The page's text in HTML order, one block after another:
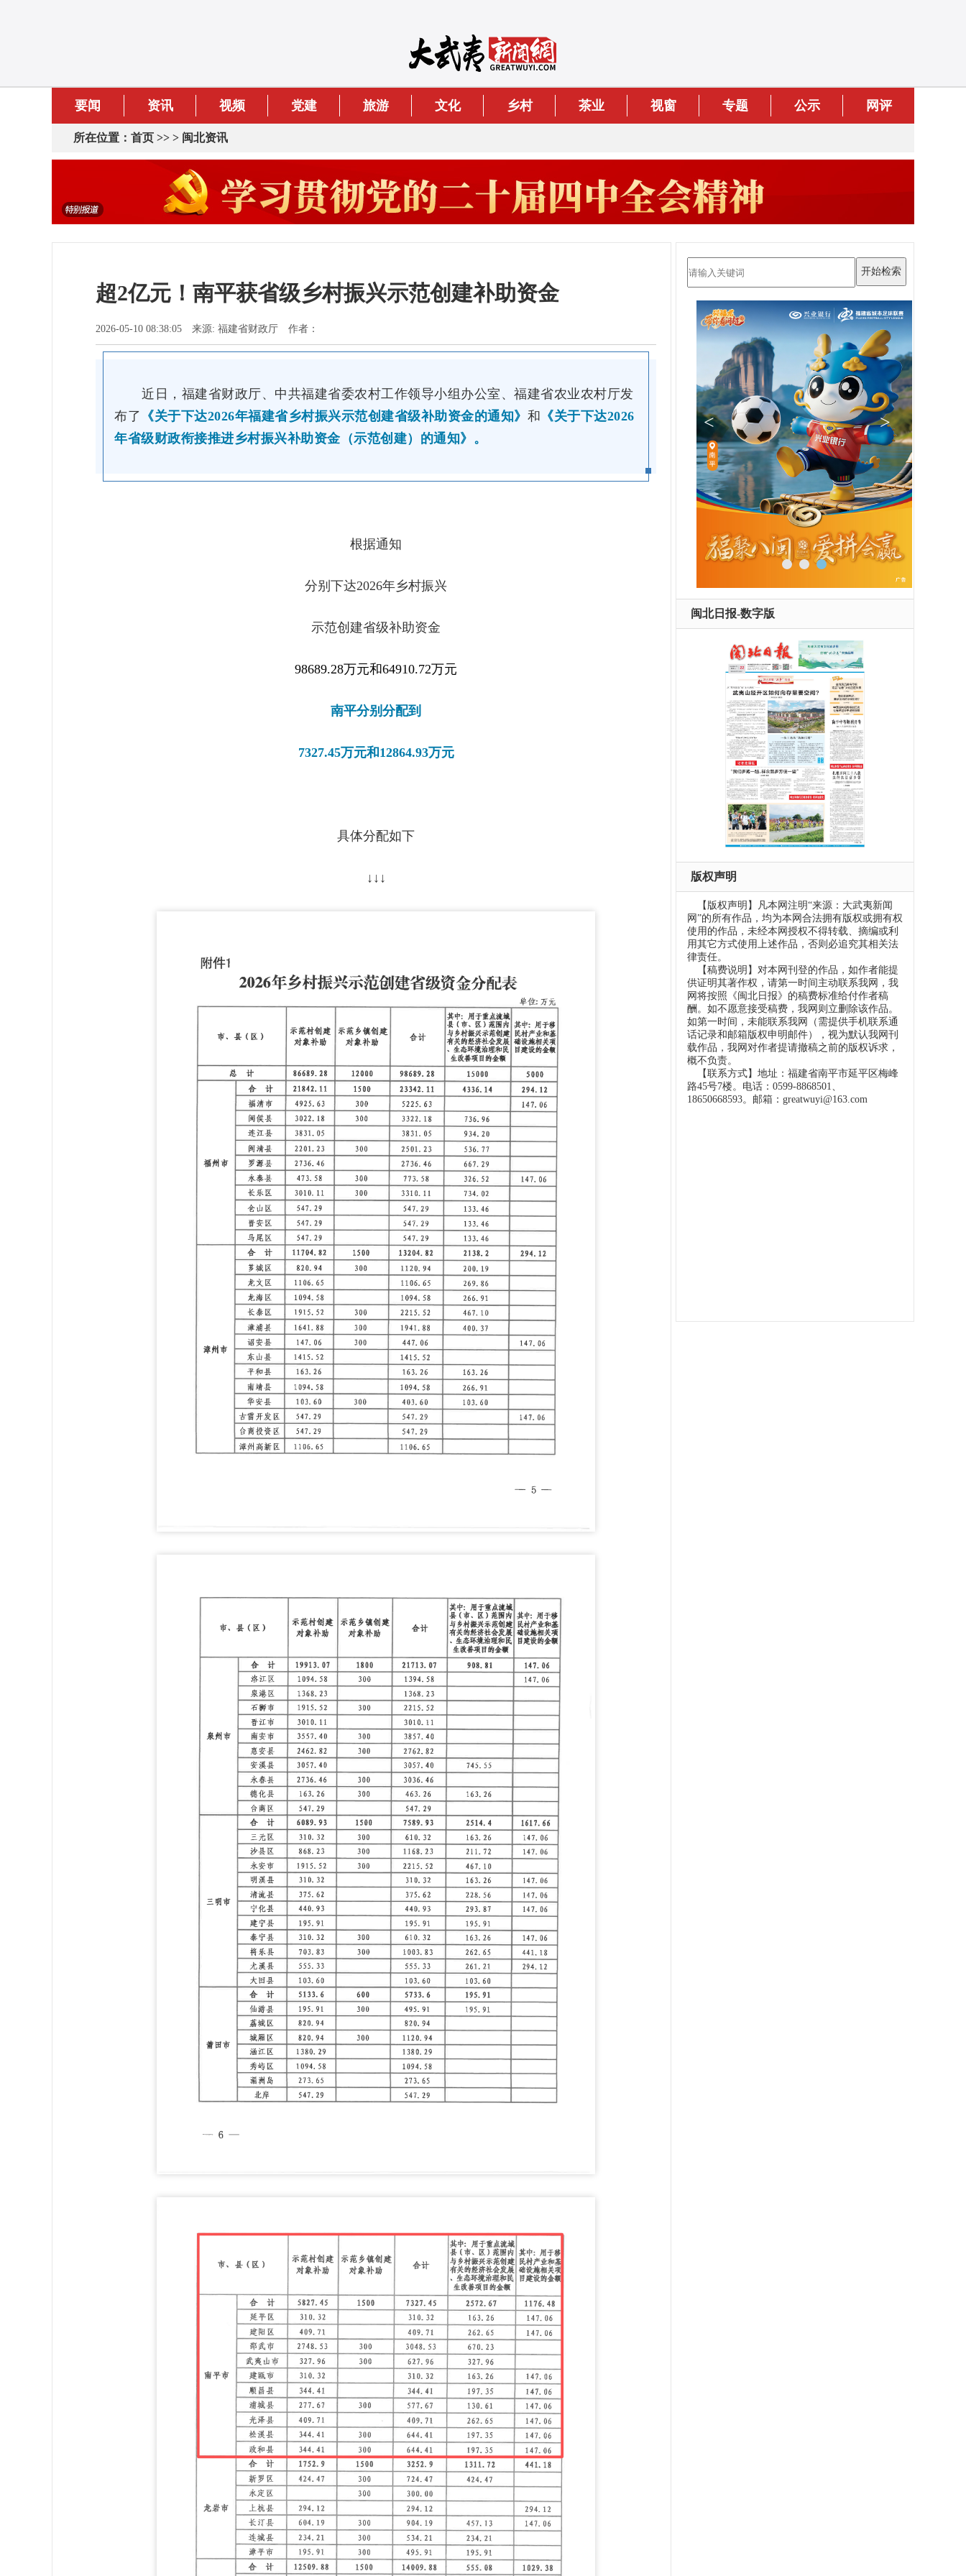
要闻 资讯 视频 党建 旅游 文化 乡村 茶业 视窗 专题 公示 网评
所在位置： 首页 >> > 闽北资讯
超2亿元！南平获省级乡村振兴示范创建补助资金
2026-05-10 08:38:05 来源: 福建省财政厅 作者：
近日，福建省财政厅、中共福建省委农村工作领导小组办公室、福建省农业农村厅发
布了 《关于下达2026年福建省乡村振兴示范创建省级补助资金的通知》 和 《关于下达2026
年省级财政衔接推进乡村振兴补助资金（示范创建）的通知》。
根据通知
分别下达2026年乡村振兴
示范创建省级补助资金
98689.28万元和64910.72万元
南平分别分配到
7327.45万元和12864.93万元
具体分配如下
↓↓↓
闽北日报-数字版
版权声明
【版权声明】凡本网注明“来源：大武夷新闻
网”的所有作品，均为本网合法拥有版权或拥有权
使用的作品，未经本网授权不得转载、摘编或利
用其它方式使用上述作品，否则必追究其相关法
律责任。
【稿费说明】对本网刊登的作品，如作者能提
供证明其著作权，请第一时间主动联系我网，我
网将按照《闽北日报》的稿费标准给付作者稿
酬。如不愿意接受稿费，我网则立删除该作品。
如第一时间，未能联系我网（需提供手机联系通
话记录和邮箱版权申明邮件），视为默认我网刊
载作品，我网对作者提请撤稿之前的版权诉求，
概不负责。
【联系方式】地址：福建省南平市延平区梅峰
路45号7楼。电话：0599-8868501、
18650668593。邮箱：greatwuyi@163.com